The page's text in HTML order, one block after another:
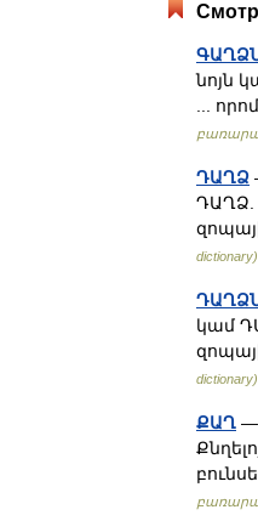
նոյն
...
բառարան
ԴԱՂՁ
ԴԱՂՁ.
dictionary)
կամ
dictionary)
ՔԱՂ —
բառարան